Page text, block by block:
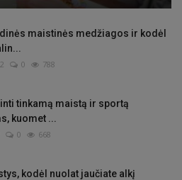
maistinės medžiagos ir kodėl
0 788
tinkamą maistą ir sportą
kuomet ...
0 668
kodėl nuolat jaučiate alkį